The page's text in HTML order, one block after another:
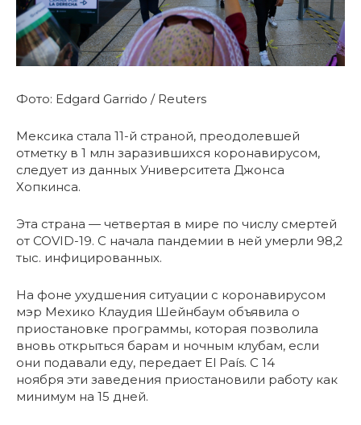
Фото: Edgard Garrido / Reuters
Мексика стала 11-й страной, преодолевшей
отметку в 1 млн заразившихся коронавирусом,
следует из данных Университета Джонса
Хопкинса.
Эта страна — четвертая в мире по числу смертей
от COVID-19. С начала пандемии в ней умерли 98,2
тыс. инфицированных.
На фоне ухудшения ситуации с коронавирусом
мэр Мехико Клаудия Шейнбаум объявила о
приостановке программы, которая позволила
вновь открыться барам и ночным клубам, если
они подавали еду, передает El País. С 14
ноября эти заведения приостановили работу как
минимум на 15 дней.